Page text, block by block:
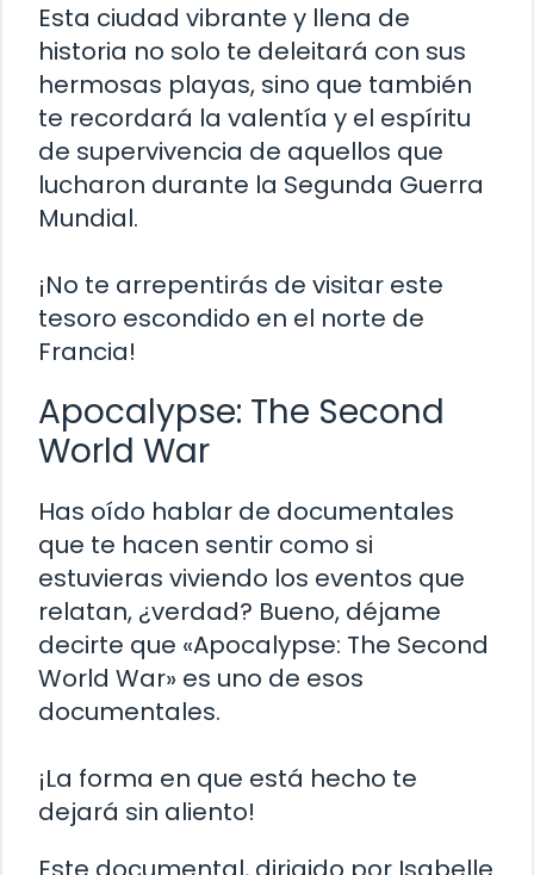
Esta ciudad vibrante y llena de
historia no solo te deleitará con sus
hermosas playas, sino que también
te recordará la valentía y el espíritu
de supervivencia de aquellos que
lucharon durante la Segunda Guerra
Mundial.
¡No te arrepentirás de visitar este
tesoro escondido en el norte de
Francia!
Apocalypse: The Second
World War
Has oído hablar de documentales
que te hacen sentir como si
estuvieras viviendo los eventos que
relatan, ¿verdad? Bueno, déjame
decirte que «Apocalypse: The Second
World War» es uno de esos
documentales.
¡La forma en que está hecho te
dejará sin aliento!